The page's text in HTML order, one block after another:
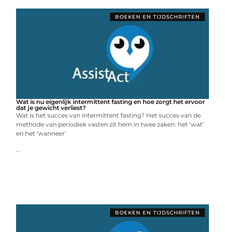
BOEKEN EN TIJDSCHRIFTEN
Wat is nu eigenlijk intermittent fasting en hoe zorgt het ervoor
dat je gewicht verliest?
Wat is het succes van intermittent fasting? Het succes van de
methode van periodiek vasten zit hem in twee zaken: het ‘wat’
en het ‘wanneer’
...
BOEKEN EN TIJDSCHRIFTEN